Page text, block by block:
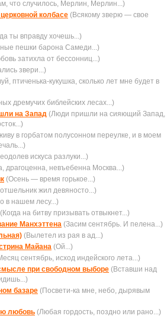
что случилось, Мерлин, Мерлин...)
колбасе (Всякому зверю — свое
ты вправду хочешь...)
пешки барона Самеди...)
затихла от бессонниц...)
звери...)
птиченька-кукушка, сколько лет мне будет в
дремучих библейских лесах...)
на Запад (Люди пришли на сияющий Запад,
в горбатом полусонном переулке, и в моем
искуса разлуки...)
драгоценна, невъебенна Москва...)
(Осень — время горькое...)
жил девяносто...)
в нашем лесу...)
(Когда на битву пpизывать отвыкнет...)
Манхэттена (Засим сентябрь. И пелена...)
(Вылетел из рая в ад...)
Майана (Ой...)
сентябрь, исход индейского лета...)
при свободном выборе (Вставши над
базаре (Посвети-ка мне, небо, дырявым
любовь (Любая гордость, поздно или рано...)